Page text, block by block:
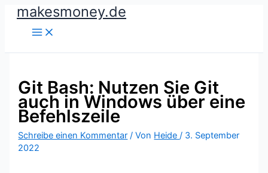
Zummakesmoney.de
Git Bash: Nutzen Sie Git
auch in Windows über eine
Befehlszeile
Schreibe einen Kommentar / Von Heide/ 3. September
2022